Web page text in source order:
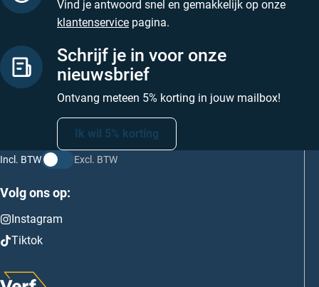
Vind je antwoord snel en gemakkelijk op onze
klantenservice pagina.
Schrijf je in voor onze
nieuwsbrief
Ontvang meteen 5% korting in jouw mailbox!
Ik wil 5% korting
Incl. BTW Excl. BTW
Volg ons op:
Instagram
Tiktok